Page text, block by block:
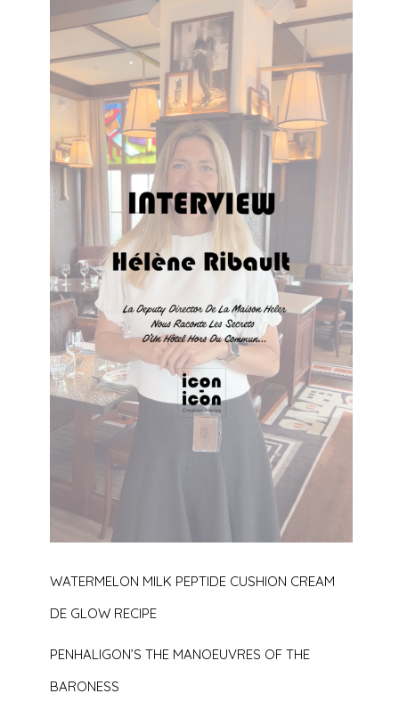
WATERMELON MILK PEPTIDE CUSHION CREAM
DE GLOW RECIPE
PENHALIGON’S THE MANOEUVRES OF THE
BARONESS